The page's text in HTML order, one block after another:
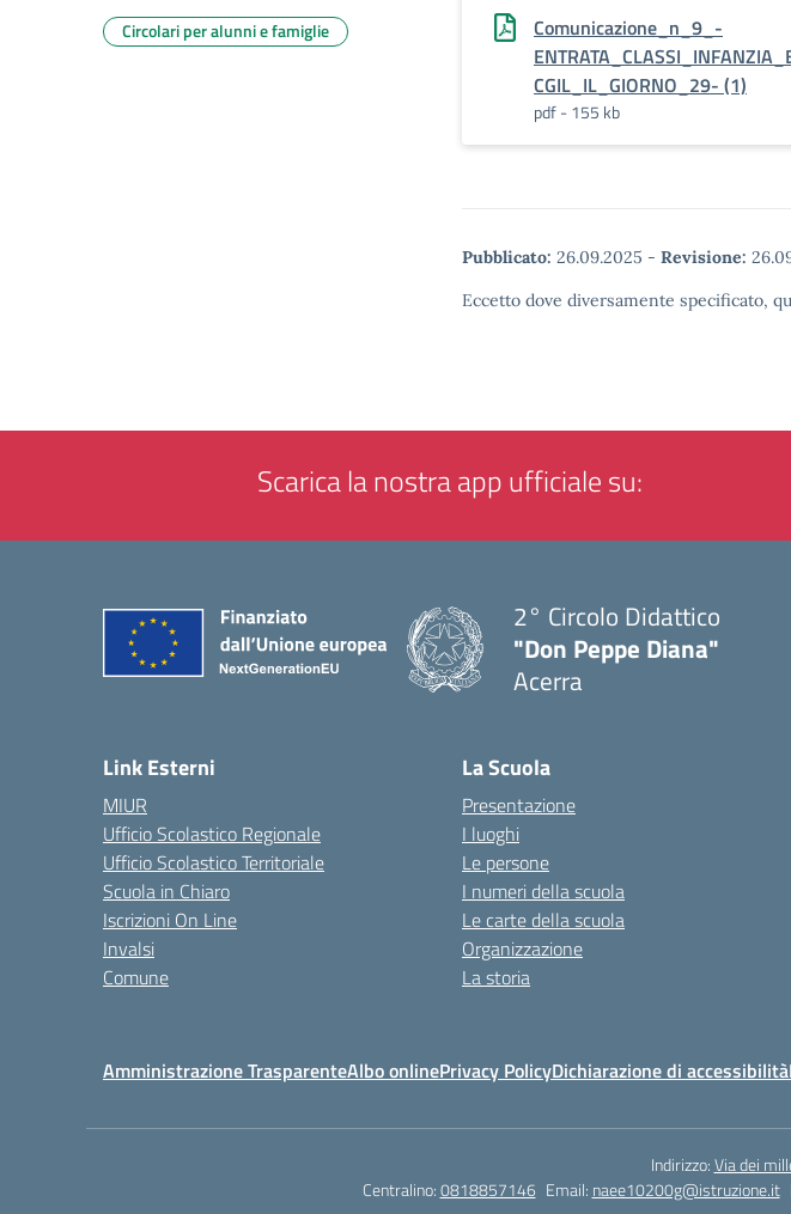
Comunicazione_n_9_-
CGIL_IL_GIORNO_29- (1)
pdf - 155 kb
Pubblicato: 26.09.2025 - Revisione:
Eccetto dove diversamente specificato,
Circolari per alunni e famiglie
Scarica la nostra app ufficiale su:
2° Circolo Didattico
"Don Peppe Diana"
Acerra
Link Esterni
MIUR
Ufficio Scolastico Regionale
Ufficio Scolastico Territoriale
Scuola in Chiaro
Iscrizioni On Line
Invalsi
Comune
La Scuola
Presentazione
I luoghi
Le persone
I numeri della scuola
Le carte della scuola
Organizzazione
La storia
Amministrazione TrasparenteAlbo onlinePrivacy PolicyDichiarazione di accessibilità
Indirizzo:Via dei
Centralino:0818857146 Email: naee10200g@istruzione.it